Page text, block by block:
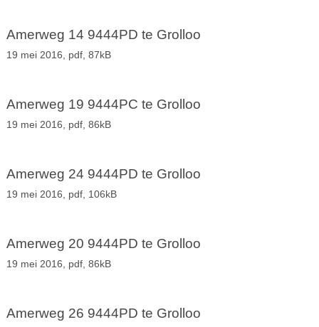
Amerweg 14 9444PD te Grolloo
19 mei 2016, pdf, 87kB
Amerweg 19 9444PC te Grolloo
19 mei 2016, pdf, 86kB
Amerweg 24 9444PD te Grolloo
19 mei 2016, pdf, 106kB
Amerweg 20 9444PD te Grolloo
19 mei 2016, pdf, 86kB
Amerweg 26 9444PD te Grolloo